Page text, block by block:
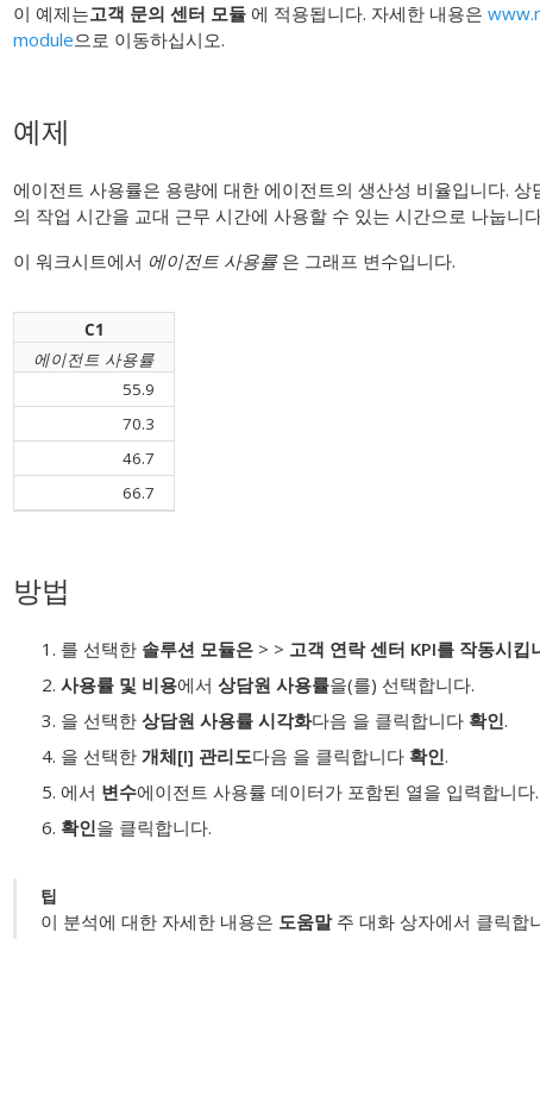
이 예제는고객 문의 센터 모듈 에 적용됩니다. 자세한 내용은
module으로 이동하십시오.
예제
에이전트 사용률은 용량에 대한 에이전트의 생산성 비율입니다.
의 작업 시간을 교대 근무 시간에 사용할 수 있는 시간으로 나눕니
이 워크시트에서 에이전트 사용률 은 그래프 변수입니다.
C1
에이전트 사용률
55.9
70.3
46.7
66.7
방법
를 선택한 솔루션 모듈은 > > 고객 연락 센터 KPI를 작동시킵
사용률 및 비용에서 상담원 사용률을(를) 선택합니다.
을 선택한 상담원 사용률 시각화다음 을 클릭합니다 확인.
을 선택한 개체[I] 관리도다음 을 클릭합니다 확인.
에서 변수에이전트 사용률 데이터가 포함된 열을 입력합니다.
확인을 클릭합니다.
팁
이 분석에 대한 자세한 내용은 도움말주 대화 상자에서 클릭합